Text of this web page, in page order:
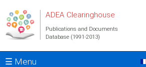
ADEA Clearinghouse
Publications and Documents
Database (1991-2013)
☰ Menu